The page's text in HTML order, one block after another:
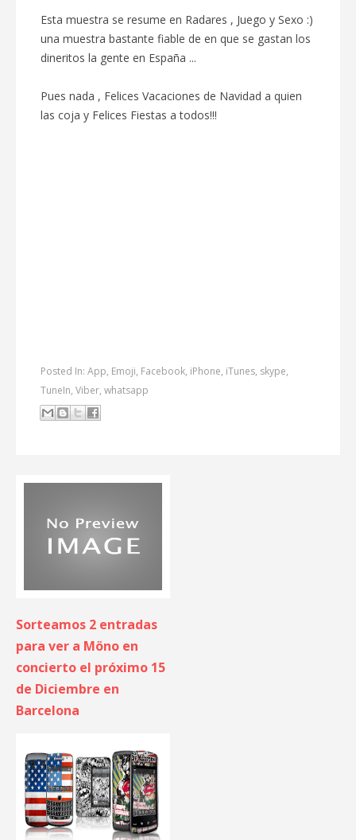
Esta muestra se resume en Radares , Juego y Sexo :)
una muestra bastante fiable de en que se gastan los
dineritos la gente en España ...
Pues nada , Felices Vacaciones de Navidad a quien
las coja y Felices Fiestas a todos!!!
Posted In: App, Emoji, Facebook, iPhone, iTunes, skype,
TuneIn, Viber, whatsapp
Sorteamos 2 entradas
para ver a Möno en
concierto el próximo 15
de Diciembre en
Barcelona